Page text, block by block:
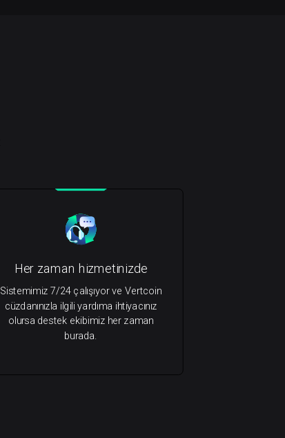
Her zaman hizmetinizde
Sistemimiz 7/24 çalışıyor ve Vertcoin
cüzdanınızla ilgili yardıma ihtiyacınız
olursa destek ekibimiz her zaman
burada.